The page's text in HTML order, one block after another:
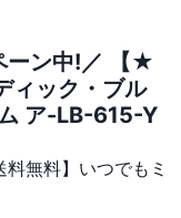
ーン中!／ 【★
ィック・ブル
ア-LB-615-Y
無料】いつでもミ